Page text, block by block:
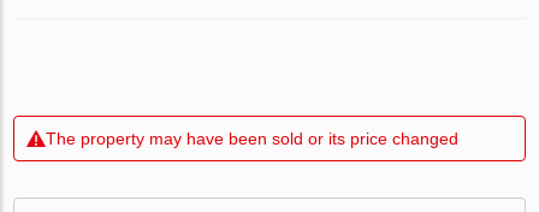
The property may have been sold or its price changed